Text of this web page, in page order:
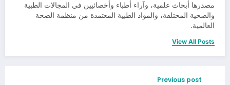
مصدرها أبحاث علمية، وآراء أطباء وأخصائيين في المجالات الطبية
والصحية المختلفة، والمواد الطبية المعتمدة من منظمة الصحة
العالمية.
View All Posts
Previous post